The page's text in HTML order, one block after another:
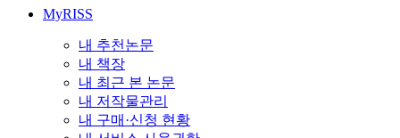
MyRISS
내 추천논문
내 책장
내 최근 본 논문
내 저작물관리
내 구매·신청 현황